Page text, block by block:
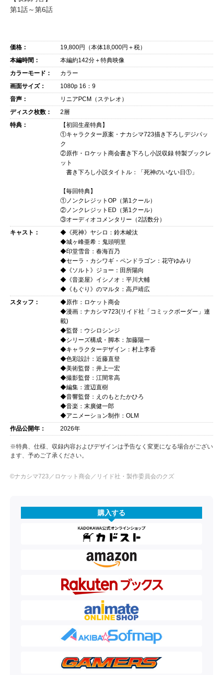
第1話～第6話
価格： 19,800円（本体18,000円＋税）
本編時間：
本編約142分＋特典映像
カラーモード：
カラー
画面サイズ：
1080p 16：9
音声：
リニアPCM（ステレオ）
ディスク枚数：
2層
特典：
【初回生産特典】
①キャラクター原案・ナカシマ723描き下ろしデジパッ
ク
②原作・ロケット商会書き下ろし小説収録 特製ブックレ
ット
書き下ろし小説タイトル：「死神のいない日①」
【毎回特典】
①ノンクレジットOP（第1クール）
②ノンクレジットED（第1クール）
③オーディオコメンタリー（2話数分）
キャスト：
◆《死神》ヤシロ：鈴木崚汰
◆城ヶ峰亜希：鬼頭明里
◆印堂雪音：春海百乃
◆セーラ・カシワギ・ペンドラゴン：花守ゆみり
◆《ソルト》ジョー：田所陽向
◆《音楽屋》イシノオ：平川大輔
◆《もぐり》のマルタ：高戸靖広
スタッフ：
◆原作：ロケット商会
◆漫画：ナカシマ723(リイド社「コミックボーダー」連
載)
◆監督：ウシロシンジ
◆シリーズ構成・脚本：加藤陽一
◆キャラクターデザイン：村上李香
◆色彩設計：近藤直登
◆美術監督：井上一宏
◆撮影監督：江間常高
◆編集：渡辺直樹
◆音響監督：えのもとたかひろ
◆音楽：末廣健一郎
◆アニメーション制作：OLM
作品公開年：
2026年
※特典、仕様、収録内容およびデザインは予告なく変更になる場合がござい
ます、予めご了承ください。
©ナカシマ723／ロケット商会／リイド社・製作委員会のクズ
購入する